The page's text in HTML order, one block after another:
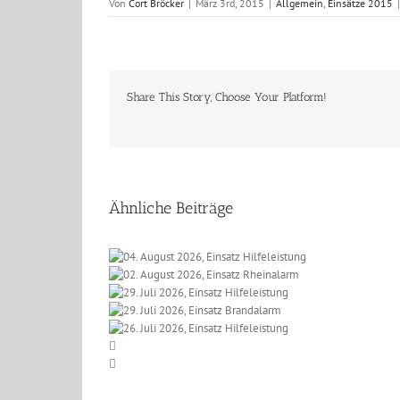
Von Cort Bröcker | März 3rd, 2015 | Allgemein, Einsätze 2015 |
Share This Story, Choose Your Platform!
Ähnliche Beiträge